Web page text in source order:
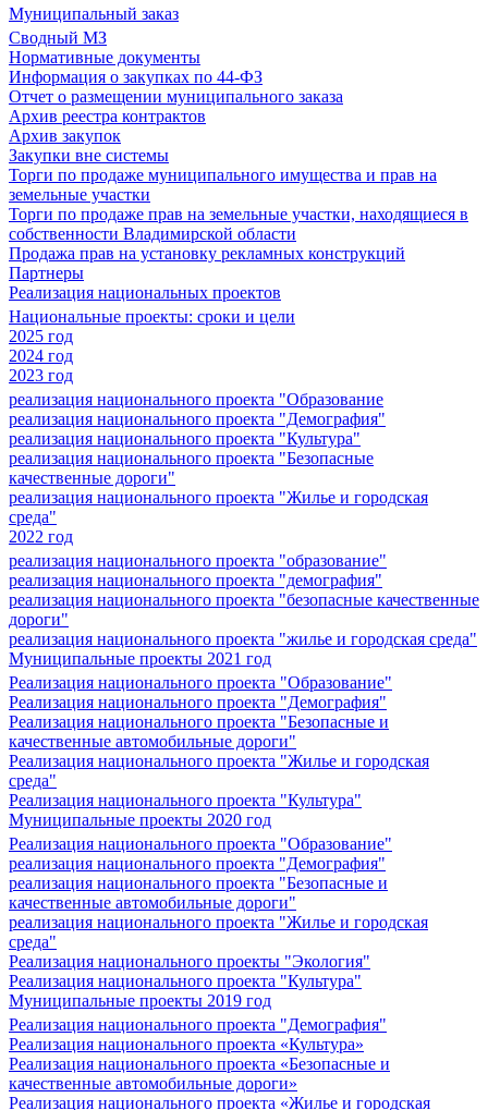
Муниципальный заказ
Сводный МЗ
Нормативные документы
Информация о закупках по 44-ФЗ
Отчет о размещении муниципального заказа
Архив реестра контрактов
Архив закупок
Закупки вне системы
Торги по продаже муниципального имущества и прав на
земельные участки
Торги по продаже прав на земельные участки, находящиеся в
собственности Владимирской области
Продажа прав на установку рекламных конструкций
Партнеры
Реализация национальных проектов
Национальные проекты: сроки и цели
2025 год
2024 год
2023 год
реализация национального проекта "Образование
реализация национального проекта "Демография"
реализация национального проекта "Культура"
реализация национального проекта "Безопасные
качественные дороги"
реализация национального проекта "Жилье и городская
среда"
2022 год
реализация национального проекта "образование"
реализация национального проекта "демография"
реализация национального проекта "безопасные качественные
дороги"
реализация национального проекта "жилье и городская среда"
Муниципальные проекты 2021 год
Реализация национального проекта "Образование"
Реализация национального проекта "Демография"
Реализация национального проекта "Безопасные и
качественные автомобильные дороги"
Реализация национального проекта "Жилье и городская
среда"
Реализация национального проекта "Культура"
Муниципальные проекты 2020 год
Реализация национального проекта "Образование"
реализация национального проекта "Демография"
реализация национального проекта "Безопасные и
качественные автомобильные дороги"
реализация национального проекта "Жилье и городская
среда"
Реализация национального проекты "Экология"
Реализация национального проекта "Культура"
Муниципальные проекты 2019 год
Реализация национального проекта "Демография"
Реализация национального проекта «Культура»
Реализация национального проекта «Безопасные и
качественные автомобильные дороги»
Реализация национального проекта «Жилье и городская